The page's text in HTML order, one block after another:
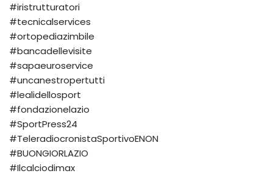
#iristrutturatori
#tecnicalservices
#ortopediazimbile
#bancadellevisite
#sapaeuroservice
#uncanestropertutti
#lealidellosport
#fondazionelazio
#SportPress24
#TeleradiocronistaSportivoENON
#BUONGIORLAZIO
#Ilcalciodimax